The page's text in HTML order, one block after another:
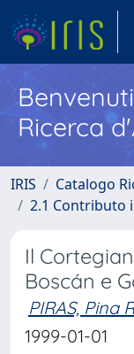
Ricerca
IRIS Catalogo
2.1 Contributo
Il
Boscán e
PIRAS, Pina
1999-01-01